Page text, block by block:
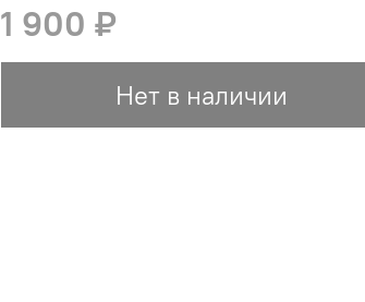
1 900 ₽
Нет в наличии